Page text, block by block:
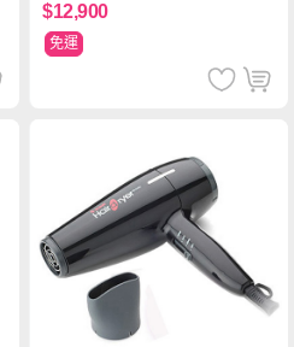
$12,900
免運